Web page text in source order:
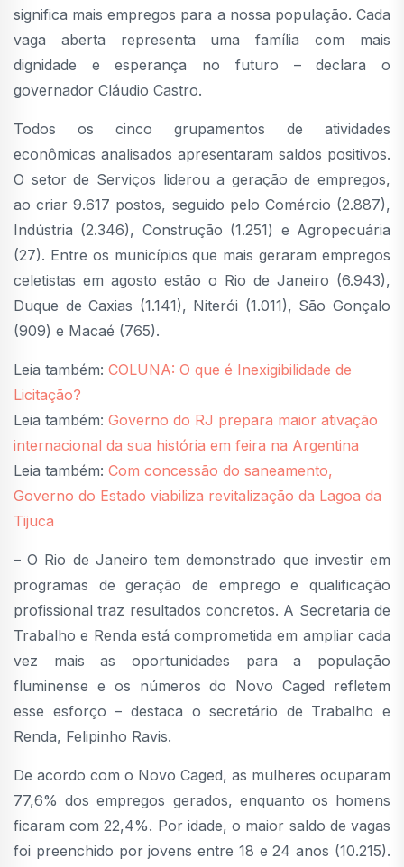
significa mais empregos para a nossa população. Cada
vaga aberta representa uma família com mais
dignidade e esperança no futuro – declara o
governador Cláudio Castro.
Todos os cinco grupamentos de atividades
econômicas analisados apresentaram saldos positivos.
O setor de Serviços liderou a geração de empregos,
ao criar 9.617 postos, seguido pelo Comércio (2.887),
Indústria (2.346), Construção (1.251) e Agropecuária
(27). Entre os municípios que mais geraram empregos
celetistas em agosto estão o Rio de Janeiro (6.943),
Duque de Caxias (1.141), Niterói (1.011), São Gonçalo
(909) e Macaé (765).
Leia também: COLUNA: O que é Inexigibilidade de
Licitação?
Leia também: Governo do RJ prepara maior ativação
internacional da sua história em feira na Argentina
Leia também: Com concessão do saneamento,
Governo do Estado viabiliza revitalização da Lagoa da
Tijuca
– O Rio de Janeiro tem demonstrado que investir em
programas de geração de emprego e qualificação
profissional traz resultados concretos. A Secretaria de
Trabalho e Renda está comprometida em ampliar cada
vez mais as oportunidades para a população
fluminense e os números do Novo Caged refletem
esse esforço – destaca o secretário de Trabalho e
Renda, Felipinho Ravis.
De acordo com o Novo Caged, as mulheres ocuparam
77,6% dos empregos gerados, enquanto os homens
ficaram com 22,4%. Por idade, o maior saldo de vagas
foi preenchido por jovens entre 18 e 24 anos (10.215).